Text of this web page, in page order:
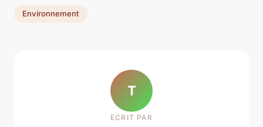
Environnement
T
ECRIT PAR